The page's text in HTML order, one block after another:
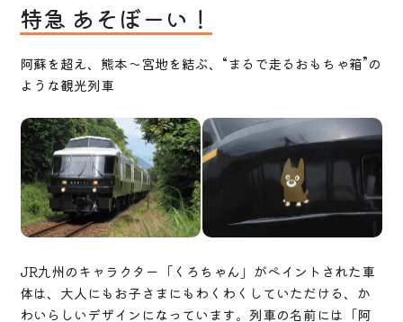
特急 あそぼーい！
阿蘇を超え、熊本～宮地を結ぶ、“まるで走るおもちゃ箱”の
ような観光列車
JR九州のキャラクター「くろちゃん」がペイントされた車
体は、大人にもお子さまにもわくわくしていただける、か
わいらしいデザインになっています。列車の名前には「阿